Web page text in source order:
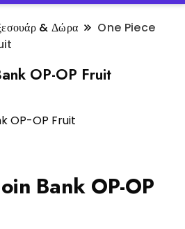
& Δώρα
One Piece
OP-OP Fruit
Bank OP-OP